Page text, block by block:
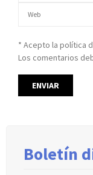
* Acepto la política
Los comentarios
Boletín